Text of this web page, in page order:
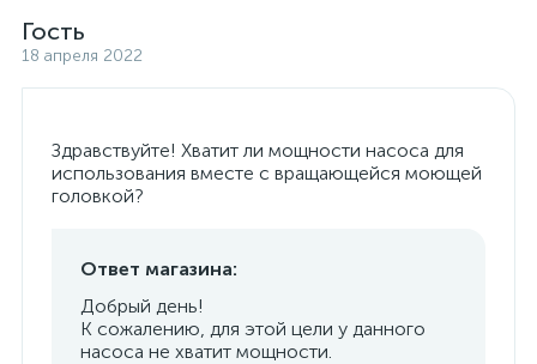
Гость
18 апреля 2022
Здравствуйте! Хватит ли мощности насоса для
использования вместе с вращающейся моющей
головкой?
Ответ магазина:
Добрый день!
К сожалению, для этой цели у данного
насоса не хватит мощности.